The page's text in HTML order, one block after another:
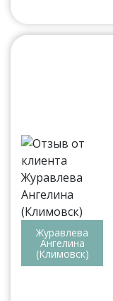
Журавлева
Ангелина
(Климовск)